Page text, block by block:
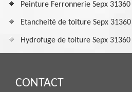
Peinture Ferronnerie Sepx 31360
Etancheité de toiture Sepx 31360
Hydrofuge de toiture Sepx 31360
CONTACT